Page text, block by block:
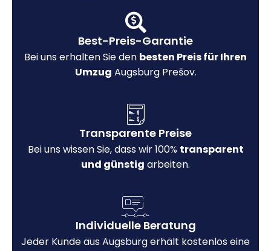
Best-Preis-Garantie
Bei uns erhalten Sie den besten Preis für Ihren
Umzug Augsburg Prešov.
Transparente Preise
Bei uns wissen Sie, dass wir 100% transparent
und günstig arbeiten.
Individuelle Beratung
Jeder Kunde aus Augsburg erhält kostenlos eine